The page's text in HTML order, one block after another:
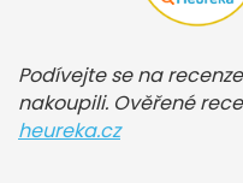
Podívejte se na
nakoupili. Ověřené
heureka.cz